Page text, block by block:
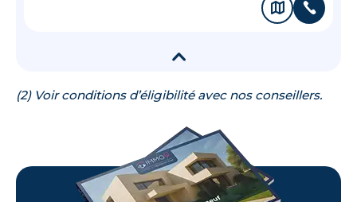
🗞 📞
▾
(2) Voir conditions d’éligibilité avec nos conseillers.